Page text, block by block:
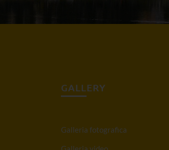
GALLERY
Galleria fotografica